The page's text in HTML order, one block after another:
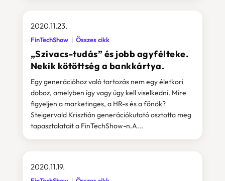
„Szivacs-tudás” és jobb agyfélteke.
Nekik kötöttség a bankkártya.
2020.11.23.
FinTechShow Összes cikk
Egy generációhoz való tartozás nem egy életkori
doboz, amelyben így vagy úgy kell viselkedni. Mire
figyeljen a marketinges, a HR-s és a főnök?
Steigervald Krisztián generációkutató osztotta meg
tapasztalatait a FinTechShow-n.A...
2020.11.19.